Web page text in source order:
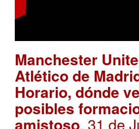
Manchester
Atlético de
Horario, dónde
posibles
amistoso. 31 de